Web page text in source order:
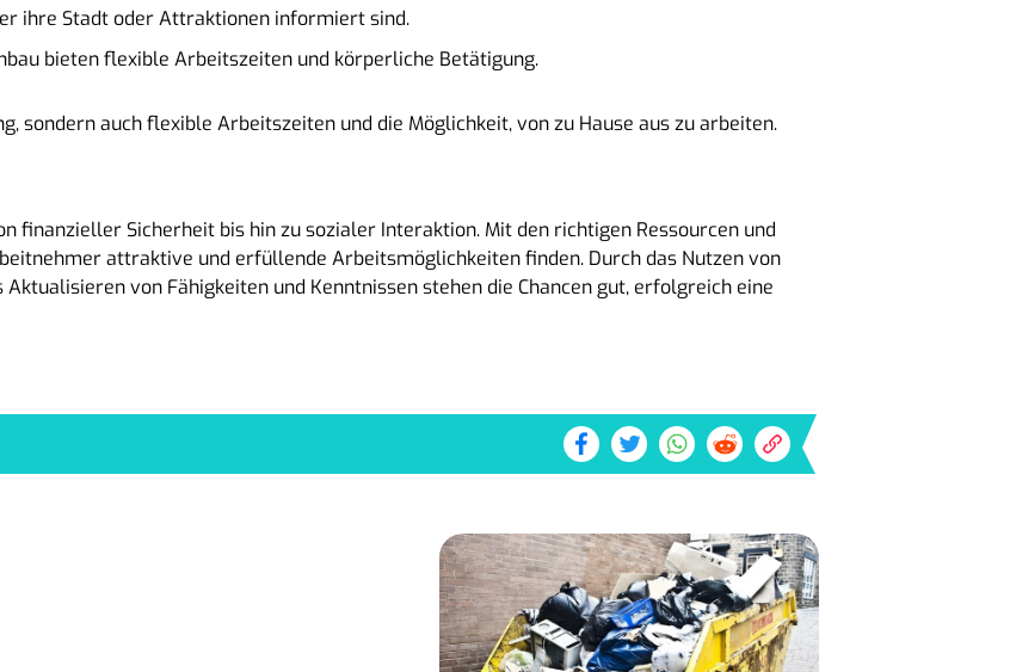
ihre Stadt oder Attraktionen informiert sind.
bieten flexible Arbeitszeiten und körperliche Betätigung.
sondern auch flexible Arbeitszeiten und die Möglichkeit, von zu Hause aus zu arbeiten.
finanzieller Sicherheit bis hin zu sozialer Interaktion. Mit den richtigen Ressourcen und
attraktive und erfüllende Arbeitsmöglichkeiten finden. Durch das Nutzen von
von Fähigkeiten und Kenntnissen stehen die Chancen gut, erfolgreich eine